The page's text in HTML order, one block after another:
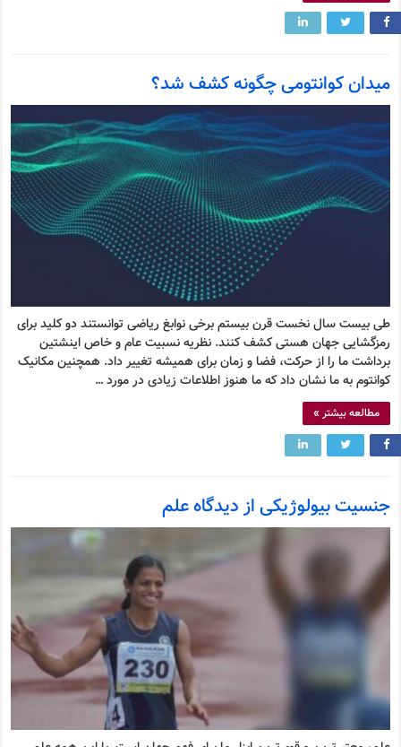
میدان کوانتومی چگونه کشف شد؟
طی بیست سال نخست قرن بیستم برخی نوابغ ریاضی توانستند دو کلید برای
رمزگشایی جهان هستی کشف کنند. نظریه نسبیت عام و خاص اینشتین
برداشت ما را از حرکت، فضا و زمان برای همیشه تغییر داد. همچنین مکانیک
کوانتوم به ما نشان داد که ما هنوز اطلاعات زیادی در مورد …
مطالعه بیشتر »
جنسیت بیولوژیکی از دیدگاه علم